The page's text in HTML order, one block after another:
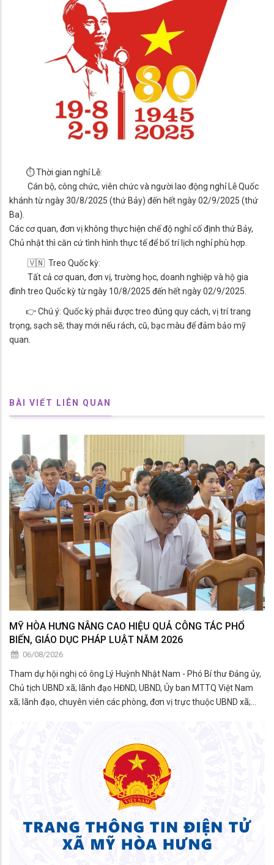
⏱ Thời gian nghỉ Lễ:
Cán bộ, công chức, viên chức và người lao động nghỉ Lễ Quốc
khánh từ ngày 30/8/2025 (thứ Bảy) đến hết ngày 02/9/2025 (thứ
Ba).
Các cơ quan, đơn vị không thực hiện chế độ nghỉ cố định thứ Bảy,
Chủ nhật thì căn cứ tình hình thực tế để bố trí lịch nghỉ phù hợp.
🇻🇳 Treo Quốc kỳ:
Tất cả cơ quan, đơn vị, trường học, doanh nghiệp và hộ gia
đình treo Quốc kỳ từ ngày 10/8/2025 đến hết ngày 02/9/2025.
👉 Chú ý: Quốc kỳ phải được treo đúng quy cách, vị trí trang
trọng, sạch sẽ; thay mới nếu rách, cũ, bạc màu để đảm bảo mỹ
quan.
BÀI VIẾT LIÊN QUAN
MỸ HÒA HƯNG NÂNG CAO HIỆU QUẢ CÔNG TÁC PHỔ
BIẾN, GIÁO DỤC PHÁP LUẬT NĂM 2026
06/08/2026
Tham dự hội nghị có ông Lý Huỳnh Nhật Nam - Phó Bí thư Đảng ủy,
Chủ tịch UBND xã; lãnh đạo HĐND, UBND, Ủy ban MTTQ Việt Nam
xã; lãnh đạo, chuyên viên các phòng, đơn vị trực thuộc UBND xã;